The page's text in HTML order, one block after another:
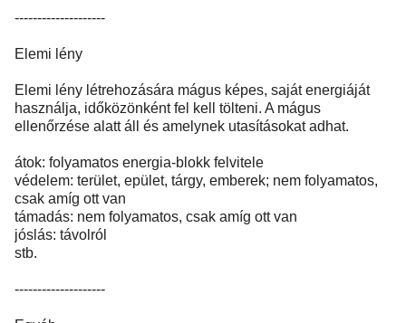
--------------------
Elemi lény
Elemi lény létrehozására mágus képes, saját energiáját
használja, időközönként fel kell tölteni. A mágus
ellenőrzése alatt áll és amelynek utasításokat adhat.
átok: folyamatos energia-blokk felvitele
védelem: terület, epület, tárgy, emberek; nem folyamatos,
csak amíg ott van
támadás: nem folyamatos, csak amíg ott van
jóslás: távolról
stb.
--------------------